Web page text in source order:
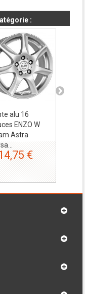
:
alu 16
ENZO W
Astra
€